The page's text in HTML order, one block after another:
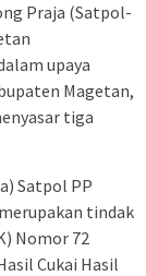
Praja (Satpol-
upaya
Magetan,
tiga
Satpol PP
tindak
Nomor 72
Cukai Hasil